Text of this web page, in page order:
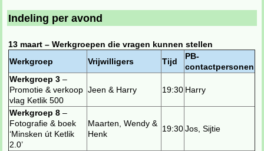
Indeling per avond
13 maart – Werkgroepen die vragen kunnen stellen
Werkgroep
Vrijwilligers Tijd
PB-
contactpersonen
Werkgroep 3–
Promotie & verkoop
vlag Ketlik 500
Jeen & Harry 19:30 Harry
Werkgroep 8 –
Fotografie & boek
‘Minsken út Ketlik
2.0’
Maarten, Wendy &
Henk
19:30 Jos, Sijtie